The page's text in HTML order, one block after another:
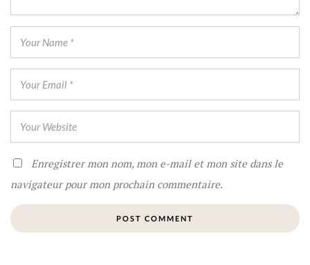
Enregistrer mon nom, mon e-mail et mon site dans le
navigateur pour mon prochain commentaire.